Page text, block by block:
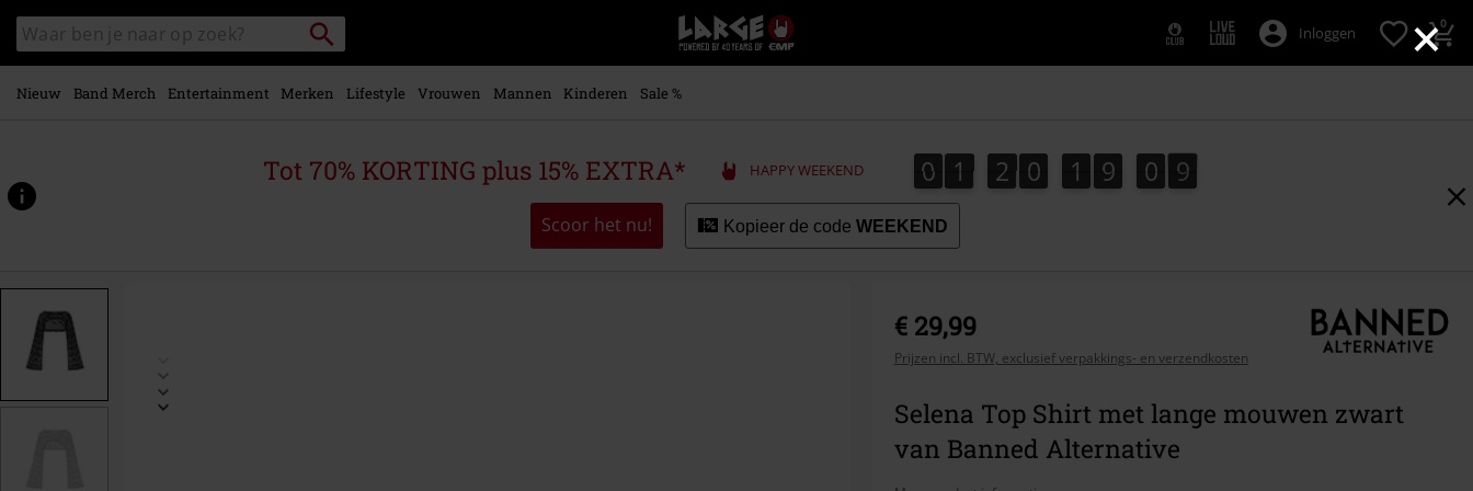
×
naar
hoofdinhoud
Zoek
in
catalogus
Packstation
zoeken
Large
–
Muziek-,
+
kleding
Inloggen 0
Nieuw Band Merch Entertainment Merken Lifestyle Vrouwen Mannen Kinderen Sale %
Tot 70% KORTING plus 15% EXTRA* HAPPY WEEKEND 0
0 1
1 2
2 0
0 1
1 9
9 0
1
0 6
7
6
9
7
Scoor het nu! Kopieer de code WEEKEND
www.large.nl/p/selena-
575516.html
€ 29,99
Prijzen incl. BTW, exclusief verpakkings- en verzendkosten
Selena Top Shirt met lange mouwen zwart
van Banned Alternative